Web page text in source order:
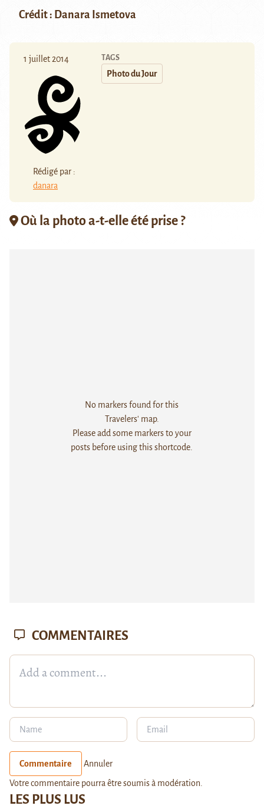
Crédit : Danara Ismetova
1 juillet 2014
Rédigé par :
danara
TAGS
Photo du Jour
Où la photo a-t-elle été prise ?
No markers found for this
Travelers' map.
Please add some markers to your
posts before using this shortcode.
LES PLUS LUS
COMMENTAIRES
Commentaire Annuler
Votre commentaire pourra être soumis à modération.